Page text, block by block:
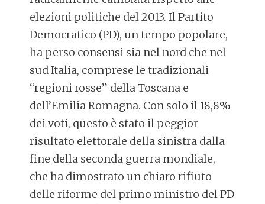
elezioni politiche del 2013. Il Partito
Democratico (PD), un tempo popolare,
ha perso consensi sia nel nord che nel
sud Italia, comprese le tradizionali
“regioni rosse” della Toscana e
dell’Emilia Romagna. Con solo il 18,8%
dei voti, questo è stato il peggior
risultato elettorale della sinistra dalla
fine della seconda guerra mondiale,
che ha dimostrato un chiaro rifiuto
delle riforme del primo ministro del PD